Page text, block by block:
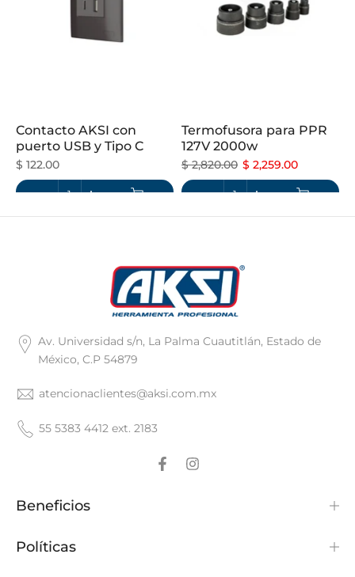
Contacto AKSI con
puerto USB y Tipo C
$ 122.00
Termofusora para PPR
127V 2000w
$ 2,820.00 $ 2,259.00
Av. Universidad s/n, La Palma Cuautitlán, Estado de
México, C.P 54879
atencionaclientes@aksi.com.mx
55 5383 4412 ext. 2183
Beneficios
Políticas